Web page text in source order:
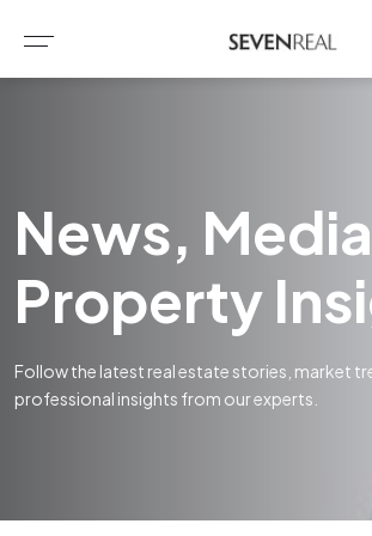
News,
Property
Follow the latest real estate stories, market
professional insights from our experts.